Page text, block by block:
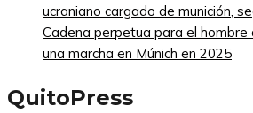
ucraniano cargado de munición,
Cadena perpetua para el hombre
una marcha en Múnich en 2025
QuitoPress